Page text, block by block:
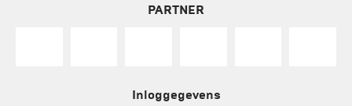
PARTNER
Inloggegevens